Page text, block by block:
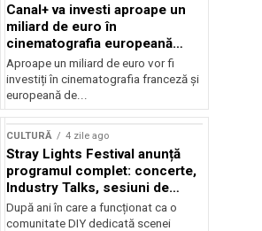
Canal+ va investi aproape un
miliard de euro în
cinematografia europeană
până în 2032
Aproape un miliard de euro vor fi
investiți în cinematografia franceză și
europeană de...
CULTURĂ 4 zile ago
Stray Lights Festival anunță
programul complet: concerte,
Industry Talks, sesiuni de
audiție și noi opțiuni de
participare pentru public
După ani în care a funcționat ca o
comunitate DIY dedicată scenei